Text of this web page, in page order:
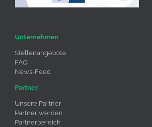
Unternehmen
Stellenangebote
FAQ
News-Feed
Partner
Unsere Partner
Partner werden
Partnerbereich